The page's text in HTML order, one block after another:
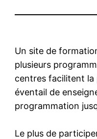
Un site de
plusieurs
centres facilitent
éventail de
programmation
Le plus de